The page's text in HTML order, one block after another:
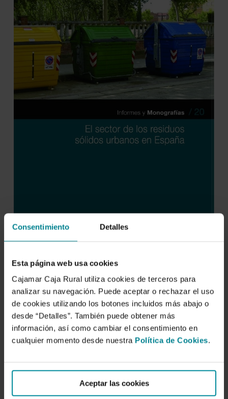
Consentimiento Detalles
Esta página web usa cookies
Cajamar Caja Rural utiliza cookies de terceros para
analizar su navegación. Puede aceptar o rechazar el uso
de cookies utilizando los botones incluidos más abajo o
desde “Detalles”. También puede obtener más
información, así como cambiar el consentimiento en
cualquier momento desde nuestra Política de Cookies.
Aceptar las cookies
El sector de los residuos
sólidos urbanos en España
Instituto de Estudios de la Fundación Cajamar
Fecha de publicación: